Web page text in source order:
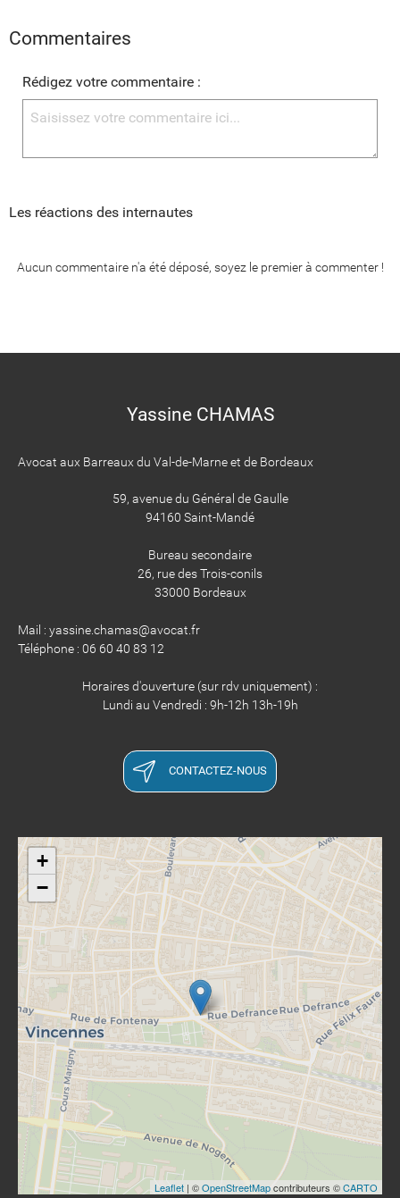
Commentaires
Rédigez votre commentaire :
Les réactions des internautes
Aucun commentaire n'a été déposé, soyez le premier à commenter !
Yassine CHAMAS
Avocat aux Barreaux du Val-de-Marne et de Bordeaux
59, avenue du Général de Gaulle
94160 Saint-Mandé
Bureau secondaire
26, rue des Trois-conils
33000 Bordeaux
Mail : yassine.chamas@avocat.fr
Téléphone : 06 60 40 83 12
Horaires d'ouverture (sur rdv uniquement) :
Lundi au Vendredi : 9h-12h 13h-19h
CONTACTEZ-NOUS
+
−
Leaflet | ©OpenStreetMapcontributeurs ©CARTO